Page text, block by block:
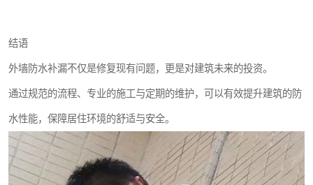
结语
外墙防水补漏不仅是修复现有问题，更是对建筑未来的投资。
通过规范的流程、专业的施工与定期的维护，可以有效提升建筑的防
水性能，保障居住环境的舒适与安全。